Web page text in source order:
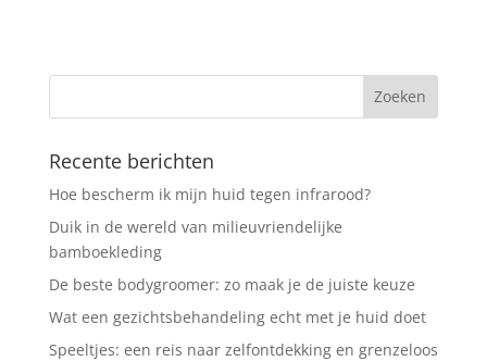
Recente berichten
Hoe bescherm ik mijn huid tegen infrarood?
Duik in de wereld van milieuvriendelijke
bamboekleding
De beste bodygroomer: zo maak je de juiste keuze
Wat een gezichtsbehandeling echt met je huid doet
Speeltjes: een reis naar zelfontdekking en grenzeloos